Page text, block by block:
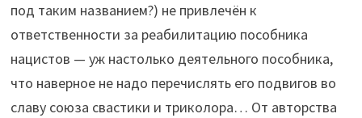
под таким названием?) не привлечён к
ответственности за реабилитацию пособника
нацистов — уж настолько деятельного пособника,
что наверное не надо перечислять его подвигов во
славу союза свастики и триколора… От авторства